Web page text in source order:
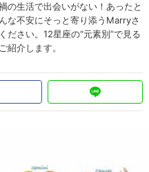
の生活で出会いがない！あったと
な不安にそっと寄り添うMarryさ
ださい。12星座の“元素別”で見る
紹介します。